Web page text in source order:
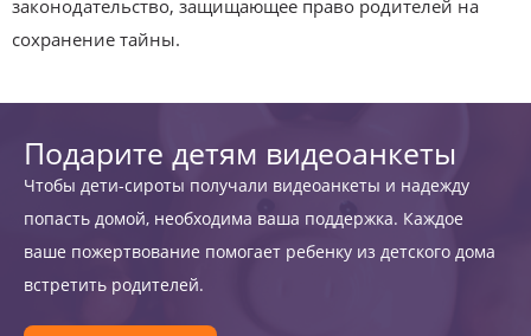
законодательство, защищающее право родителей на
сохранение тайны.
Подарите детям видеоанкеты
Чтобы дети-сироты получали видеоанкеты и надежду
попасть домой, необходима ваша поддержка. Каждое
ваше пожертвование помогает ребенку из детского дома
встретить родителей.